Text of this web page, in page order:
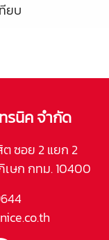
จ้าของได้
ยบ
รนิค จำกัด
ซอย 2 แยก 2
เษก กทม. 10400